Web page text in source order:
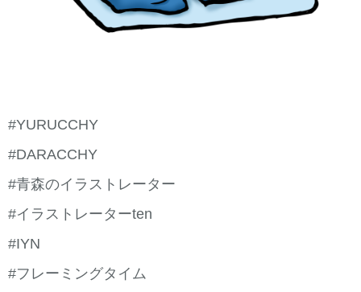
#YURUCCHY
#DARACCHY
#青森のイラストレーター
#イラストレーターten
#IYN
#フレーミングタイム